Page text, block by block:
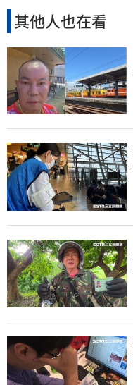
其他人也在看